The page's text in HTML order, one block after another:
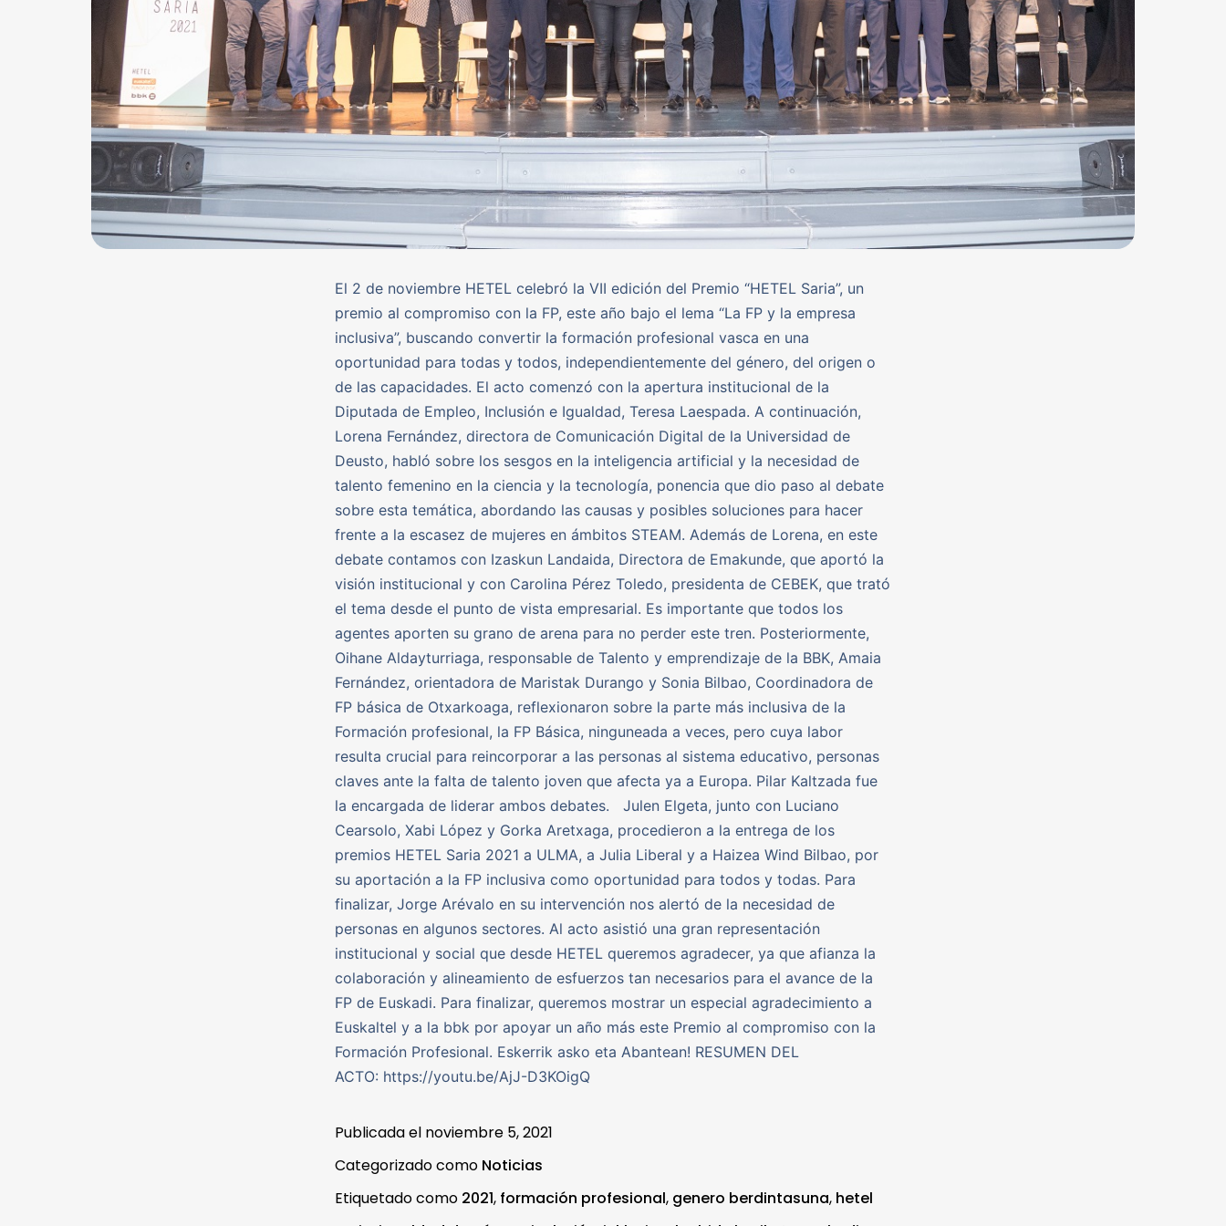
El 2 de noviembre HETEL celebró la VII edición del Premio “HETEL Saria”, un
premio al compromiso con la FP, este año bajo el lema “La FP y la empresa
inclusiva”, buscando convertir la formación profesional vasca en una
oportunidad para todas y todos, independientemente del género, del origen o
de las capacidades. El acto comenzó con la apertura institucional de la
Diputada de Empleo, Inclusión e Igualdad, Teresa Laespada. A continuación,
Lorena Fernández, directora de Comunicación Digital de la Universidad de
Deusto, habló sobre los sesgos en la inteligencia artificial y la necesidad de
talento femenino en la ciencia y la tecnología, ponencia que dio paso al debate
sobre esta temática, abordando las causas y posibles soluciones para hacer
frente a la escasez de mujeres en ámbitos STEAM. Además de Lorena, en este
debate contamos con Izaskun Landaida, Directora de Emakunde, que aportó la
visión institucional y con Carolina Pérez Toledo, presidenta de CEBEK, que trató
el tema desde el punto de vista empresarial. Es importante que todos los
agentes aporten su grano de arena para no perder este tren. Posteriormente,
Oihane Aldayturriaga, responsable de Talento y emprendizaje de la BBK, Amaia
Fernández, orientadora de Maristak Durango y Sonia Bilbao, Coordinadora de
FP básica de Otxarkoaga, reflexionaron sobre la parte más inclusiva de la
Formación profesional, la FP Básica, ninguneada a veces, pero cuya labor
resulta crucial para reincorporar a las personas al sistema educativo, personas
claves ante la falta de talento joven que afecta ya a Europa. Pilar Kaltzada fue
la encargada de liderar ambos debates. Julen Elgeta, junto con Luciano
Cearsolo, Xabi López y Gorka Aretxaga, procedieron a la entrega de los
premios HETEL Saria 2021 a ULMA, a Julia Liberal y a Haizea Wind Bilbao, por
su aportación a la FP inclusiva como oportunidad para todos y todas. Para
finalizar, Jorge Arévalo en su intervención nos alertó de la necesidad de
personas en algunos sectores. Al acto asistió una gran representación
institucional y social que desde HETEL queremos agradecer, ya que afianza la
colaboración y alineamiento de esfuerzos tan necesarios para el avance de la
FP de Euskadi. Para finalizar, queremos mostrar un especial agradecimiento a
Euskaltel y a la bbk por apoyar un año más este Premio al compromiso con la
Formación Profesional. Eskerrik asko eta Abantean! RESUMEN DEL
ACTO: https://youtu.be/AjJ-D3KOigQ
Publicada el noviembre 5, 2021
Categorizado como Noticias
Etiquetado como 2021, formación profesional, genero berdintasuna, hetel